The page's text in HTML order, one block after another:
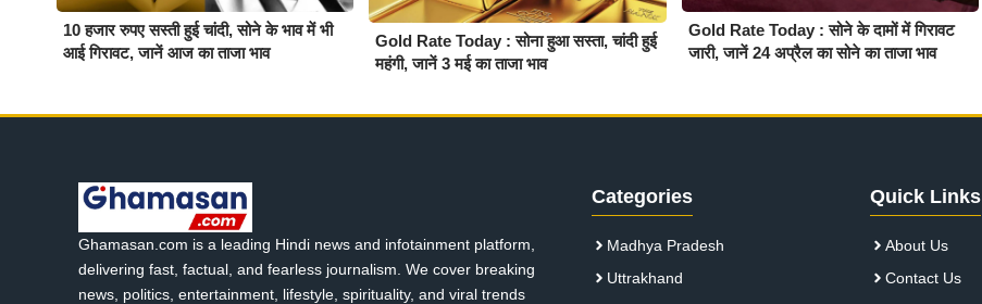
10 हजार रुपए सस्ती हुई चांदी, सोने के भाव में भी
आई गिरावट, जानें आज का ताजा भाव
Gold Rate Today : सोना हुआ सस्ता, चांदी हुई
महंगी, जानें 3 मई का ताजा भाव
Gold Rate Today : सोने के दामों में गिरावट
जारी, जानें 24 अप्रैल का सोने का ताजा भाव
Ghamasan.com is a leading Hindi news and infotainment platform,
delivering fast, factual, and fearless journalism. We cover breaking
news, politics, entertainment, lifestyle, spirituality, and viral trends
Categories
Madhya Pradesh
Uttrakhand
Quick Links
About Us
Contact Us